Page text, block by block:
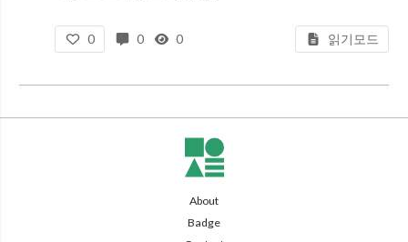
.control 파일은 extension_name.control 을 사용하고 내용은
0 0 0 읽기모드
About
Badge